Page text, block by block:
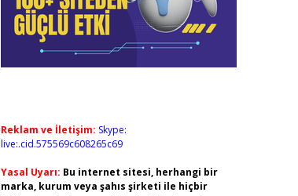
Reklam ve İletişim: Skype:
live:.cid.575569c608265c69
Yasal Uyarı: Bu internet sitesi, herhangi bir
marka, kurum veya şahıs şirketi ile hiçbir